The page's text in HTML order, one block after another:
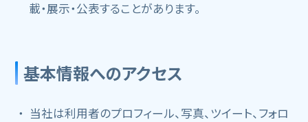
載・展示・公表することがあります。
基本情報へのアクセス
当社は利用者のプロフィール、写真、ツイート、フォロ